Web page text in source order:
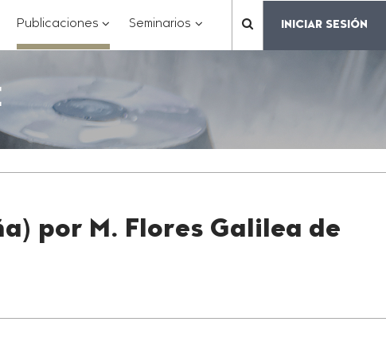
Publicaciones???
key.formatter.header.toggle.subsections???
Seminarios ???
???
INICIAR SESIÓN
por M. Flores Galilea de